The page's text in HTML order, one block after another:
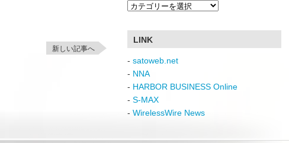
新しい記事へ
Select
LINK
- satoweb.net
- NNA
- HARBOR BUSINESS Online
- S-MAX
- WirelessWire News